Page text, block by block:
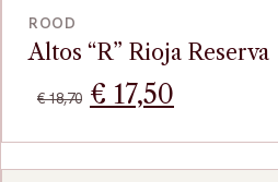
ROOD
Altos “R” Rioja Reserva
€18,70 Oorspronkelijke
prijs
€ 17,50
prijs